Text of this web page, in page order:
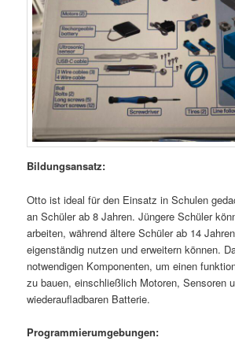
Bildungsansatz:
Otto ist ideal für den Einsatz in Schulen
an Schüler ab 8 Jahren. Jüngere Schüler
arbeiten, während ältere Schüler ab 14
eigenständig nutzen und erweitern können.
notwendigen Komponenten, um einen
zu bauen, einschließlich Motoren, Sensoren
wiederaufladbaren Batterie.
Programmierumgebungen: